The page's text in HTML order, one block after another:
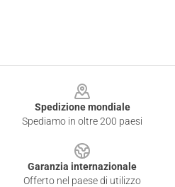
Spedizione mondiale
Spediamo in oltre 200 paesi
Garanzia internazionale
Offerto nel paese di utilizzo